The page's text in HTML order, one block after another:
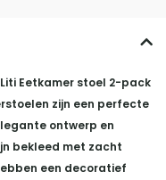
Eetkamer stoel 2-pack
zijn een perfecte
ontwerp en
bekleed met zacht
een decoratief